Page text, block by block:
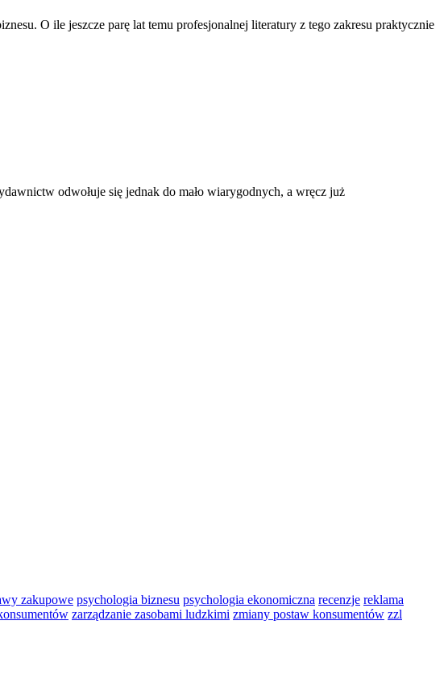
O ile jeszcze parę lat temu profesjonalnej literatury z tego zakresu praktycznie
odwołuje się jednak do mało wiarygodnych, a wręcz już
zakupowe psychologia biznesu psychologia ekonomiczna recenzje reklama
zarządzanie zasobami ludzkimi zmiany postaw konsumentów zzl